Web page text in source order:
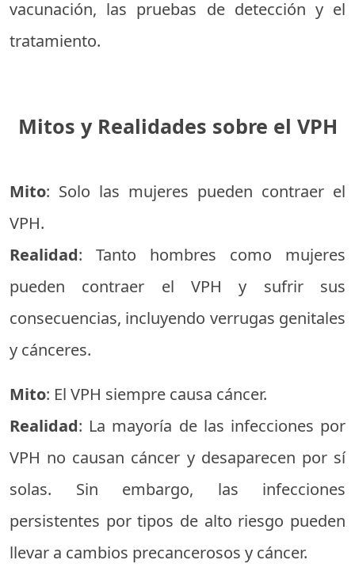
vacunación, las pruebas de detección y el
tratamiento.
Mitos y Realidades sobre el VPH
Mito: Solo las mujeres pueden contraer el
VPH.
Realidad: Tanto hombres como mujeres
pueden contraer el VPH y sufrir sus
consecuencias, incluyendo verrugas genitales
y cánceres.
Mito: El VPH siempre causa cáncer.
Realidad: La mayoría de las infecciones por
VPH no causan cáncer y desaparecen por sí
solas. Sin embargo, las infecciones
persistentes por tipos de alto riesgo pueden
llevar a cambios precancerosos y cáncer.